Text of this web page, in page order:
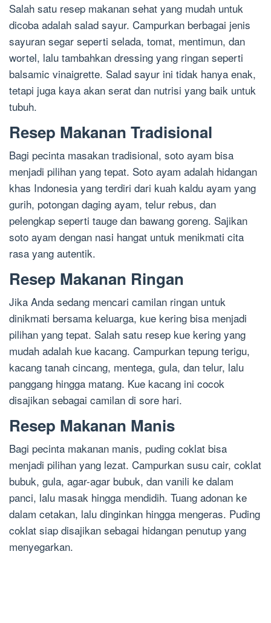
Salah satu resep makanan sehat yang mudah untuk
dicoba adalah salad sayur. Campurkan berbagai jenis
sayuran segar seperti selada, tomat, mentimun, dan
wortel, lalu tambahkan dressing yang ringan seperti
balsamic vinaigrette. Salad sayur ini tidak hanya enak,
tetapi juga kaya akan serat dan nutrisi yang baik untuk
tubuh.
Resep Makanan Tradisional
Bagi pecinta masakan tradisional, soto ayam bisa
menjadi pilihan yang tepat. Soto ayam adalah hidangan
khas Indonesia yang terdiri dari kuah kaldu ayam yang
gurih, potongan daging ayam, telur rebus, dan
pelengkap seperti tauge dan bawang goreng. Sajikan
soto ayam dengan nasi hangat untuk menikmati cita
rasa yang autentik.
Resep Makanan Ringan
Jika Anda sedang mencari camilan ringan untuk
dinikmati bersama keluarga, kue kering bisa menjadi
pilihan yang tepat. Salah satu resep kue kering yang
mudah adalah kue kacang. Campurkan tepung terigu,
kacang tanah cincang, mentega, gula, dan telur, lalu
panggang hingga matang. Kue kacang ini cocok
disajikan sebagai camilan di sore hari.
Resep Makanan Manis
Bagi pecinta makanan manis, puding coklat bisa
menjadi pilihan yang lezat. Campurkan susu cair, coklat
bubuk, gula, agar-agar bubuk, dan vanili ke dalam
panci, lalu masak hingga mendidih. Tuang adonan ke
dalam cetakan, lalu dinginkan hingga mengeras. Puding
coklat siap disajikan sebagai hidangan penutup yang
menyegarkan.